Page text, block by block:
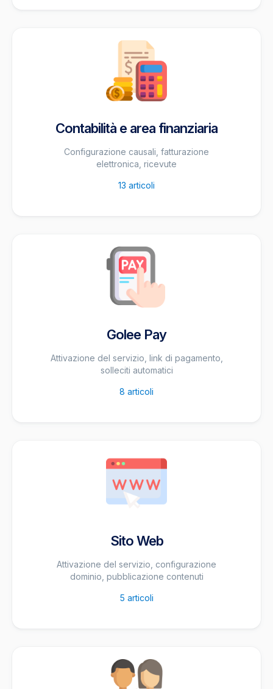
Contabilità e area finanziaria
Configurazione causali, fatturazione
elettronica, ricevute
13 articoli
Golee Pay
Attivazione del servizio, link di pagamento,
solleciti automatici
8 articoli
Sito Web
Attivazione del servizio, configurazione
dominio, pubblicazione contenuti
5 articoli